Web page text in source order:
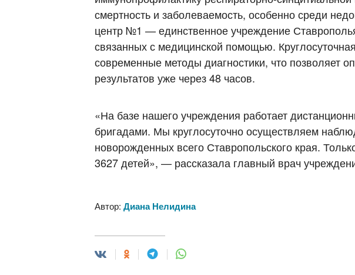
смертность и заболеваемость, особенно среди
центр №1 — единственное учреждение
связанных с медицинской помощью.
современные методы диагностики, что позволяет
результатов уже через 48 часов.
«На базе нашего учреждения работает
бригадами. Мы круглосуточно осуществляем
новорожденных всего Ставропольского края.
3627 детей», — рассказала главный врач
Автор:Диана Нелидина